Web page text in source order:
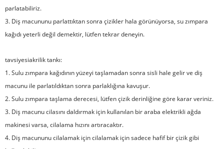
parlatabiliriz.
3. Diş macununu parlattıktan sonra çizikler hala görünüyorsa, su zımpara
kağıdı yeterli değil demektir, lütfen tekrar deneyin.
tavsiyesiakrilik tankı:
1. Sulu zımpara kağıdının yüzeyi taşlamadan sonra sisli hale gelir ve diş
macunu ile parlatıldıktan sonra parlaklığına kavuşur.
2. Sulu zımpara taşlama derecesi, lütfen çizik derinliğine göre karar veriniz.
3. Diş macunu cilasını daldırmak için kullanılan bir araba elektrikli ağda
makinesi varsa, cilalama hızını artıracaktır.
4. Diş macununu cilalamak için cilalamak için sadece hafif bir çizik gibi